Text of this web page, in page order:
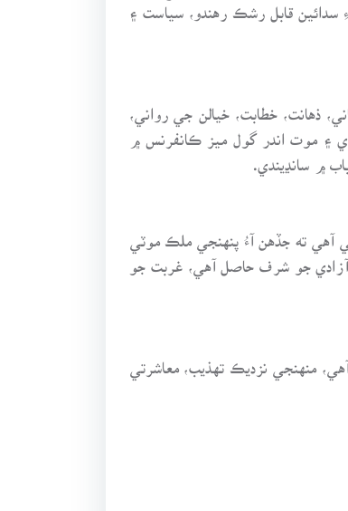
سدائين قابل رشڪ رهندو، سياست ۽
ذهانت، خطابت، خيالن جي رواني،
۽ موت اندر گول ميز ڪانفرنس ۾
۾ سانڍيندي.
آهي ته جڏهن آءُ پنهنجي ملڪ موٽي
جو شرف حاصل آهي، غربت جو
منهنجي نزديڪ تهذيب، معاشرتي